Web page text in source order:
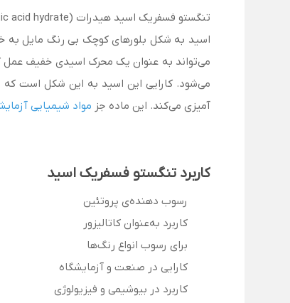
اسید به شکل بلورهای کوچک بی رنگ مایل به
می‌شود. کارایی این اسید به این شکل است که
آمیزی می‌کند. این ماده جز مواد شیمیایی
کاربرد تنگستو فسفریک اسید
رسوب دهنده‌ی پروتئین
کاربرد به‌عنوان کاتالیزور
برای رسوب انواع رنگ‌ها
کارایی در صنعت و آزمایشگاه
کاربرد در بیوشیمی و فیزیولوژی